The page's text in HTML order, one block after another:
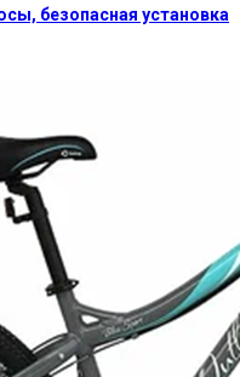
безопасная установка